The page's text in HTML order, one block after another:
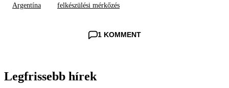
Argentína felkészülési mérkőzés
1 KOMMENT
Legfrissebb hírek